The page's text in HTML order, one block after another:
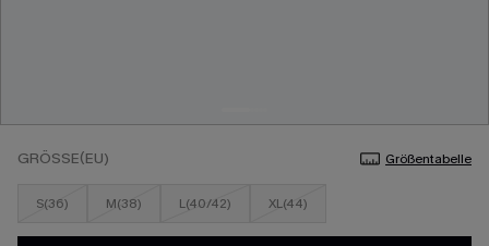
GRÖSSE(EU) Größentabelle
S(36) M(38) L(40/42) XL(44)